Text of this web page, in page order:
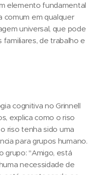
elemento fundamental
comum em qualquer
universal, que pode
de trabalho e
cognitiva no Grinnell
explica como o riso
riso tenha sido uma
para grupos humano.
grupo: "Amigo, está
necessidade de